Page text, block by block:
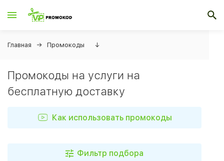
Главная Промокоды ↓
Промокоды на услуги на
бесплатную доставку
Как использовать промокоды
Фильтр подбора